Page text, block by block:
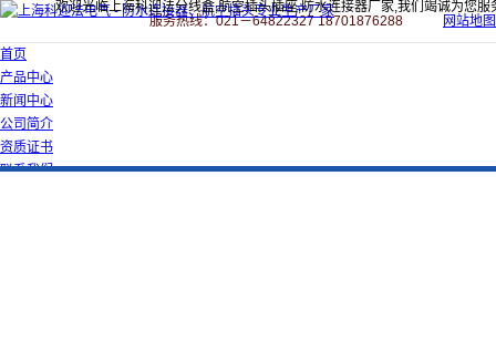
欢迎光临上海科迎法分线盒,航空插头插座,防水连接器厂家,我们竭诚为您服
服务热线：021－64822327 18701876288
网站地图
首页
产品中心
新闻中心
公司简介
资质证书
联系我们